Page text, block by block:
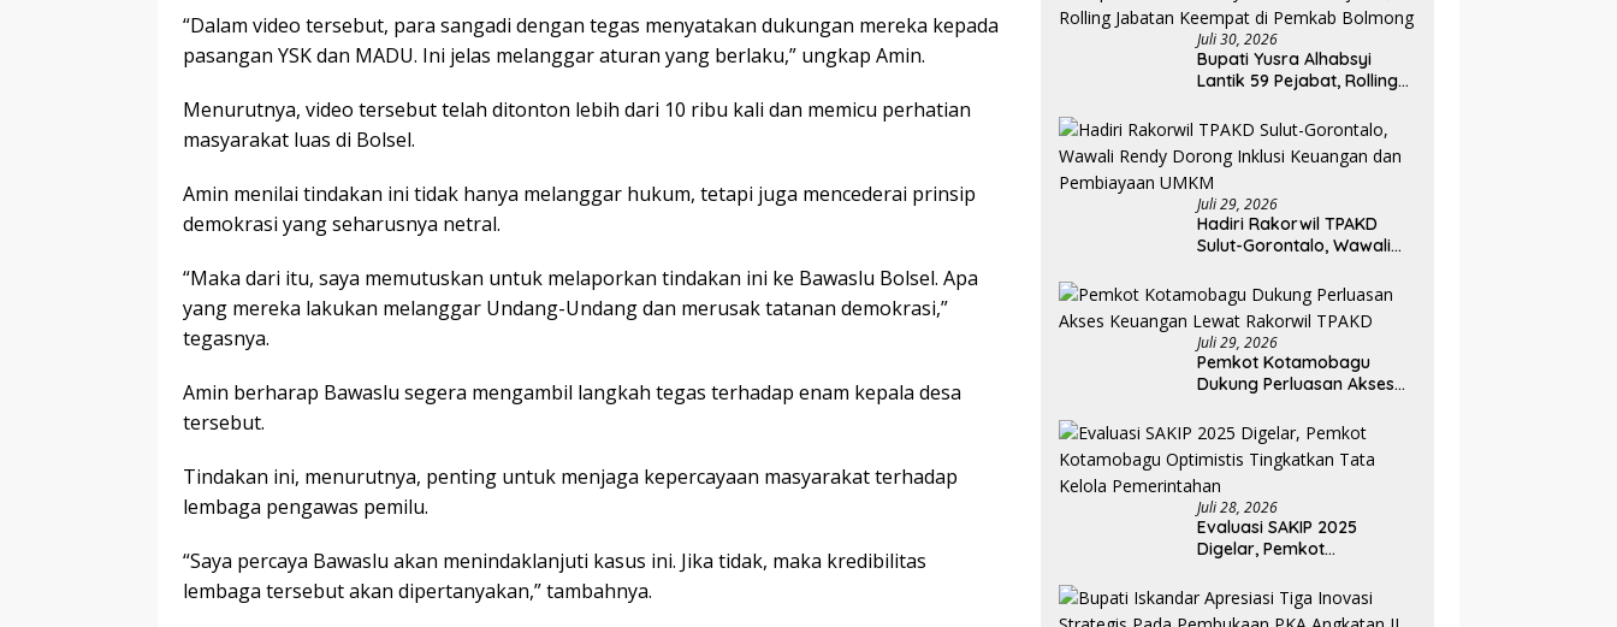
“Dalam video tersebut, para sangadi dengan tegas menyatakan dukungan mereka kepada
pasangan YSK dan MADU. Ini jelas melanggar aturan yang berlaku,” ungkap Amin.
Menurutnya, video tersebut telah ditonton lebih dari 10 ribu kali dan memicu perhatian
masyarakat luas di Bolsel.
Amin menilai tindakan ini tidak hanya melanggar hukum, tetapi juga mencederai prinsip
demokrasi yang seharusnya netral.
“Maka dari itu, saya memutuskan untuk melaporkan tindakan ini ke Bawaslu Bolsel. Apa
yang mereka lakukan melanggar Undang-Undang dan merusak tatanan demokrasi,”
tegasnya.
Amin berharap Bawaslu segera mengambil langkah tegas terhadap enam kepala desa
tersebut.
Tindakan ini, menurutnya, penting untuk menjaga kepercayaan masyarakat terhadap
lembaga pengawas pemilu.
“Saya percaya Bawaslu akan menindaklanjuti kasus ini. Jika tidak, maka kredibilitas
lembaga tersebut akan dipertanyakan,” tambahnya.
Juli 30, 2026
Bupati Yusra Alhabsyi
Lantik 59 Pejabat, Rolling
Pemkab Bolmong
Juli 29, 2026
Hadiri Rakorwil TPAKD
Sulut-Gorontalo, Wawali
Keuangan dan
Pembiayaan UMKM
Juli 29, 2026
Pemkot Kotamobagu
Dukung Perluasan Akses
TPAKD
Juli 28, 2026
Evaluasi SAKIP 2025
Digelar, Pemkot
Tingkatkan Tata Kelola
Pemerintahan